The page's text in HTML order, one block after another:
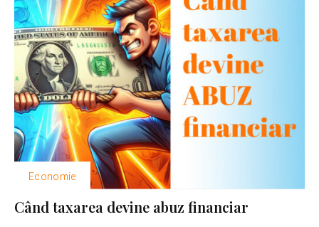
Economie
Când taxarea devine abuz financiar